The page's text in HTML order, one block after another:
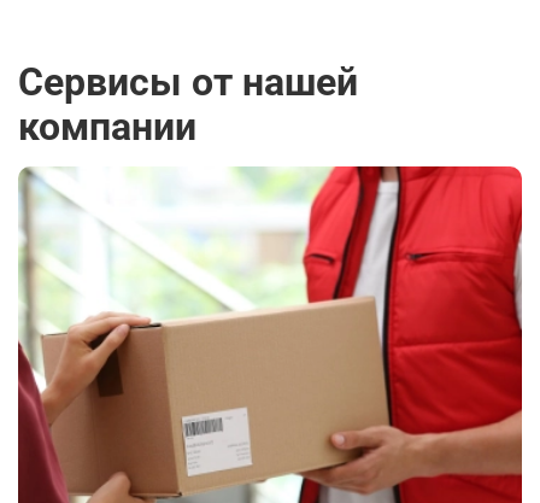
Сервисы от нашей
компании